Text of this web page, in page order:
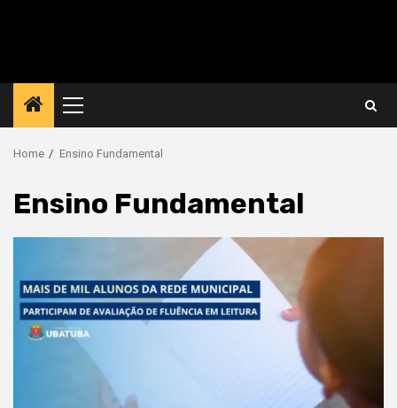
Primary
Menu
Home Ensino Fundamental
Ensino Fundamental